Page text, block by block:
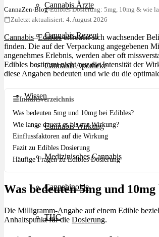
Cannabis Ärzte
Cannabis Rezept
Cannabis Apotheke
Wissen
Cannabis Wirkung
Medizinisches Cannabis
Cannabinoide
THC
CannaZen›Blog›Edibles Dosierung: 5mg, 10mg & wie
Zuletzt aktualisiert: 4. August 2026
Cannabis–Edibleserfreuen sich wachsender
finden. Die auf der Verpackung angegebenen
angenehmes Erlebnis, werden aber oft
Edibles bestimmt nicht nur die Intensität der
diese Angaben bedeuten und wie du die
☰Inhaltsverzeichnis
Was bedeuten 5mg und 10mg bei Edibles?
Wie lange dauert es bis zur Wirkung?
Einflussfaktoren auf die Wirkung
Fazit zu Edibles Dosierung
Häufige Fragen zu Edibles Dosierung
Was bedeuten 5mg und
Die Milligramm-Angabe auf einem Edible
Anhaltspunkt für die Dosierung.